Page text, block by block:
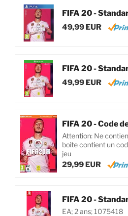
FIFA 20 -
49,99 EUR
FIFA 20 -
49,99 EUR
Attention: Ne
boite contient un
jeu
29,99 EUR
FIFA 20 -
EA; 2 ans; 1075418